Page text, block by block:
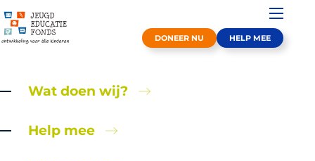
DONEER NU HELP MEE
Wat doen wij?
Help mee